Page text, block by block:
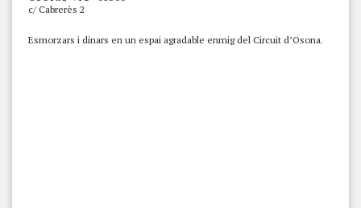
c/ Cabrerès 2
Esmorzars i dinars en un espai agradable enmig del Circuit d’Osona.